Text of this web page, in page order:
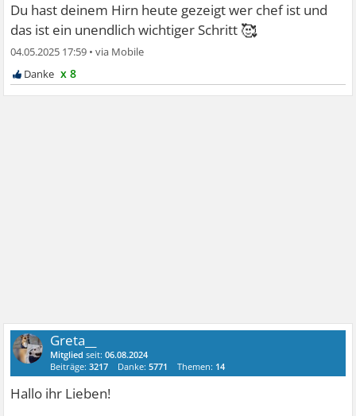
Du hast deinem Hirn heute gezeigt wer chef ist und
das ist ein unendlich wichtiger Schritt 🥰
04.05.2025 17:59 •
x 8
Greta__
Mitglied seit:06.08.2024
Beiträge:3217 Danke:5771 Themen: 14
Hallo ihr Lieben!